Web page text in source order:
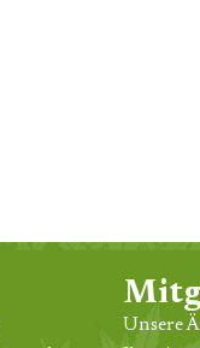
Unsere